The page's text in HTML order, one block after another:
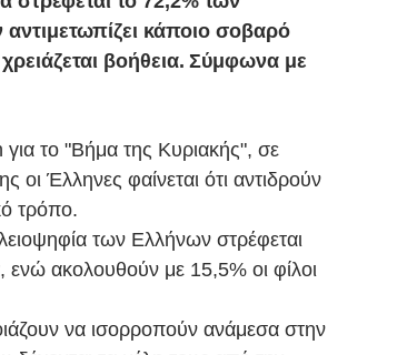
κάποιο σοβαρό
βοήθεια. Σύμφωνα με
το "Βήμα της Κυριακής", σε
οι Έλληνες φαίνεται ότι αντιδρούν
τρόπο.
των Ελλήνων στρέφεται
ενώ ακολουθούν με 15,5% οι φίλοι
να ισορροπούν ανάμεσα στην